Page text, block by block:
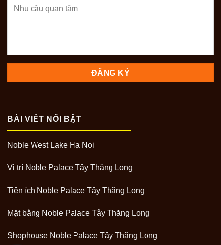
BÀI VIẾT NỔI BẬT
Noble West Lake Ha Noi
Vị trí Noble Palace Tây Thăng Long
Tiện ích Noble Palace Tây Thăng Long
Mặt bằng Noble Palace Tây Thăng Long
Shophouse Noble Palace Tây Thăng Long